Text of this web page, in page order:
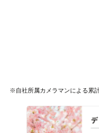
※自社所属カメラマンによる累